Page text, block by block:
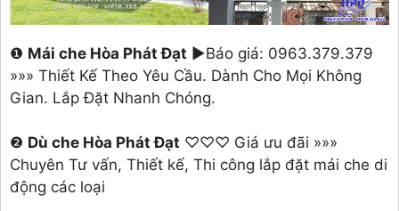
❶ Mái che Hòa Phát Đạt►Báo giá: 0963.379.379
»»» Thiết Kế Theo Yêu Cầu. Dành Cho Mọi Không
Gian. Lắp Đặt Nhanh Chóng.